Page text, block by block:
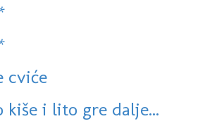
cviće
kiše i lito gre dalje...